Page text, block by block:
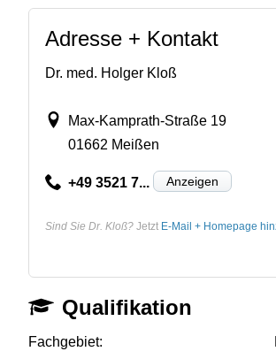
Adresse + Kontakt
Dr. med. Holger Kloß
Max-Kamprath-Straße 19
01662 Meißen
+49 3521 7... Anzeigen
Sind Sie Dr. Kloß? Jetzt E-Mail + Homepage
Qualifikation
Fachgebiet: